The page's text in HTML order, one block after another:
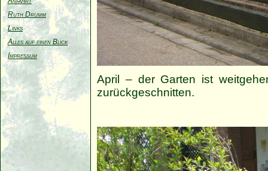
Ruth Drumm
Links
Alles auf einen Blick
Impressum
April – der Garten ist
zurückgeschnitten.